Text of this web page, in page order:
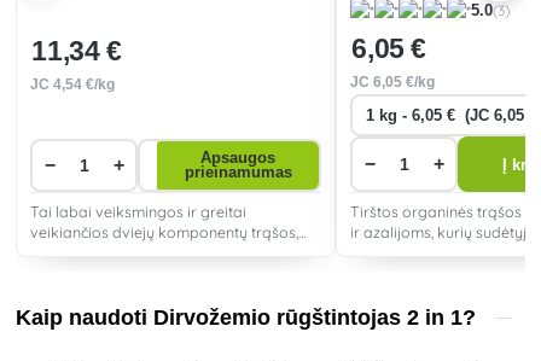
11,34 €
JC4,54 €/kg
− +
Apsaugos
prieinamumas
Tai labai veiksmingos ir greitai
veikiančios dviejų komponentų trąšos,
mėlynėms).
5.0(3)
6,05 €
JC6,05 €/kg
− + Į
Tirštos organinės trąšos
ir azalijoms, kurių
Kaip naudoti Dirvožemio rūgštintojas 2 in 1?